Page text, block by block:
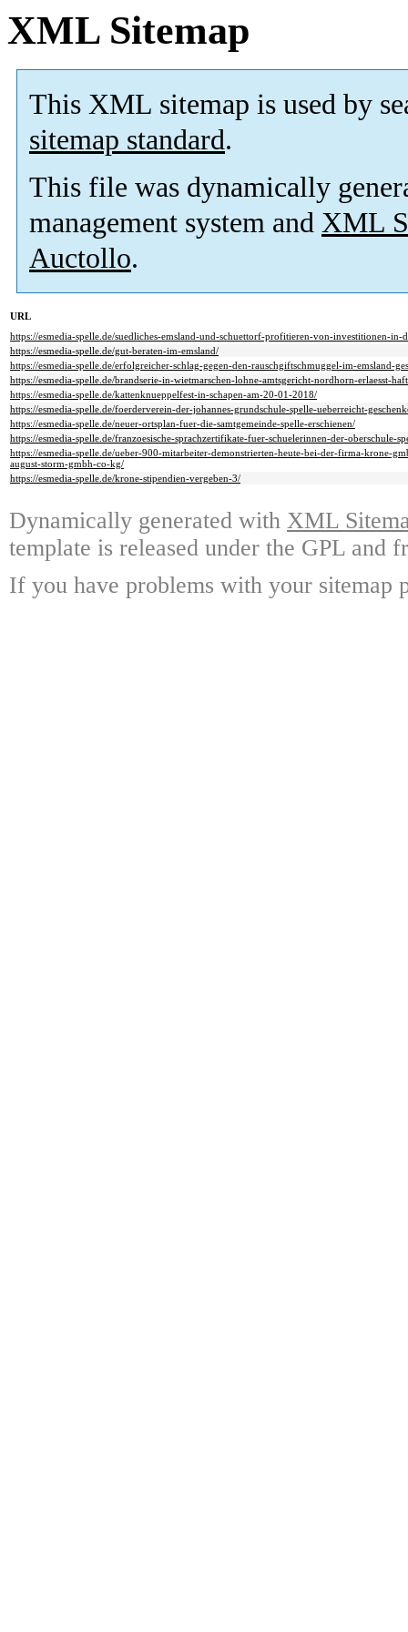
XML Sitemap
This XML sitemap is used by
sitemap standard.
This file was dynamically
management system and XML
Auctollo.
URL
https://esmedia-spelle.de/suedliches-emsland-und-schuettorf-profitieren-von-investitionen-in-
https://esmedia-spelle.de/gut-beraten-im-emsland/
https://esmedia-spelle.de/erfolgreicher-schlag-gegen-den-rauschgiftschmuggel-im-emsland-
https://esmedia-spelle.de/brandserie-in-wietmarschen-lohne-amtsgericht-nordhorn-erlaesst-
https://esmedia-spelle.de/kattenknueppelfest-in-schapen-am-20-01-2018/
https://esmedia-spelle.de/foerderverein-der-johannes-grundschule-spelle-ueberreicht-
https://esmedia-spelle.de/neuer-ortsplan-fuer-die-samtgemeinde-spelle-erschienen/
https://esmedia-spelle.de/franzoesische-sprachzertifikate-fuer-schuelerinnen-der-oberschule-
https://esmedia-spelle.de/ueber-900-mitarbeiter-demonstrierten-heute-bei-der-firma-krone-
august-storm-gmbh-co-kg/
https://esmedia-spelle.de/krone-stipendien-vergeben-3/
Dynamically generated with XML
template is released under the GPL and
If you have problems with your sitemap